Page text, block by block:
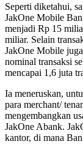
Seperti diketahui,
JakOne Mobile
menjadi Rp 15
miliar. Selain
JakOne Mobile
nominal transaksi
mencapai 1,6 juta
Ia meneruskan,
para merchant/
mengembangkan
JakOne Abank.
kantor, di mana